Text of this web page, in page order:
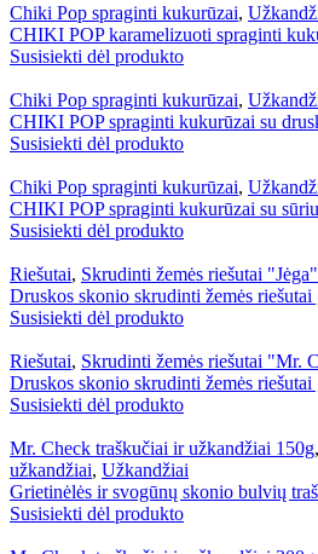
Chiki Pop spraginti kukurūzai,
CHIKI POP karamelizuoti spraginti
Susisiekti dėl produkto
Chiki Pop spraginti kukurūzai,
CHIKI POP spraginti kukurūzai su
Susisiekti dėl produkto
Chiki Pop spraginti kukurūzai,
CHIKI POP spraginti kukurūzai su
Susisiekti dėl produkto
Riešutai, Skrudinti žemės riešutai
Druskos skonio skrudinti žemės riešutai
Susisiekti dėl produkto
Riešutai, Skrudinti žemės riešutai "Mr.
Druskos skonio skrudinti žemės
Susisiekti dėl produkto
Mr. Check traškučiai ir užkandžiai 150g,
užkandžiai, Užkandžiai
Grietinėlės ir svogūnų skonio bulvių
Susisiekti dėl produkto